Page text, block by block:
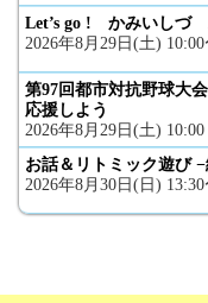
Let’s go ! かみいしづ
2026年8月29日(土) 10:00
第97回都市対抗野球大
応援しよう
2026年8月29日(土)
お話＆リトミック遊び
2026年8月30日(日) 13:30